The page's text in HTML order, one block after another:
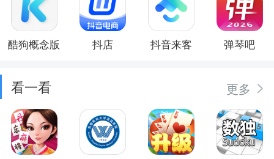
酷狗概念版 抖店 抖音来客 弹琴吧
看一看 更多